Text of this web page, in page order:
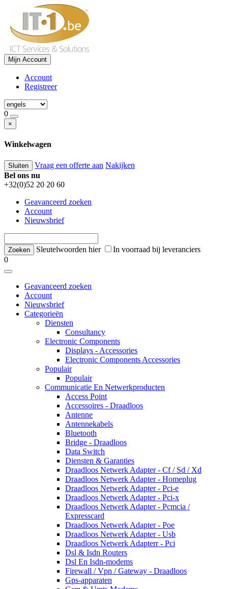
Mijn Account
Account
Registreer
0
×
Winkelwagen
Sluiten Vraag een offerte aan Nakijken
Bel ons nu
+32(0)52 20 20 60
Geavanceerd zoeken
Account
Nieuwsbrief
Sleutelwoorden hier
In voorraad bij leveranciers
0
Geavanceerd zoeken
Account
Nieuwsbrief
Categorieën
Diensten
Consultancy
Electronic Components
Displays - Accessories
Electronic Components Accessories
Populair
Populair
Communicatie En Netwerkproducten
Access Point
Accessoires - Draadloos
Antenne
Antennekabels
Bluetooth
Bridge - Draadloos
Data Switch
Diensten & Garanties
Draadloos Netwerk Adapter - Cf / Sd / Xd
Draadloos Netwerk Adapter - Homeplug
Draadloos Netwerk Adapter - Pci-e
Draadloos Netwerk Adapter - Pci-x
Draadloos Netwerk Adapter - Pcmcia /
Expresscard
Draadloos Netwerk Adapter - Poe
Draadloos Netwerk Adapter - Usb
Draadloos Netwerk Adapterr - Pci
Dsl & Isdn Routers
Dsl En Isdn-modems
Firewall / Vpn / Gateway - Draadloos
Gps-apparaten